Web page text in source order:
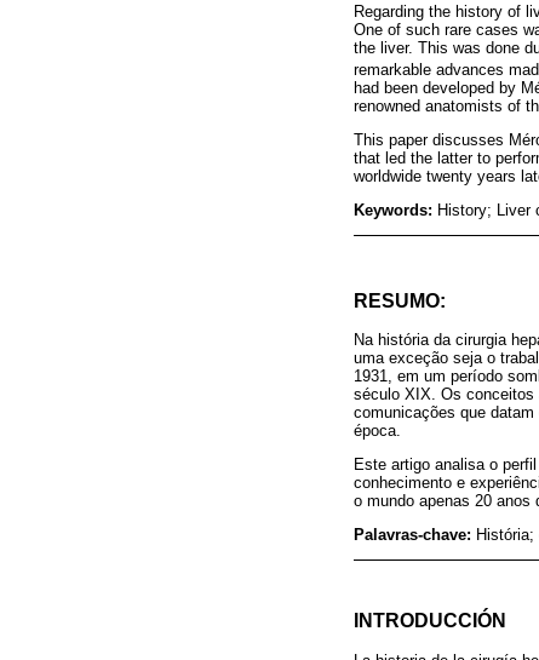
Regarding the history of
One of such rare cases
the liver. This was done
remarkable advances
had been developed by
renowned anatomists of
This paper discusses
that led the latter to
worldwide twenty years
Keywords: History; Liver
RESUMO:
Na história da cirurgia
uma exceção seja o
1931, em um período
século XIX. Os conceitos
comunicações que
época.
Este artigo analisa o
conhecimento e
o mundo apenas 20 anos
Palavras-chave:
INTRODUCCIÓN